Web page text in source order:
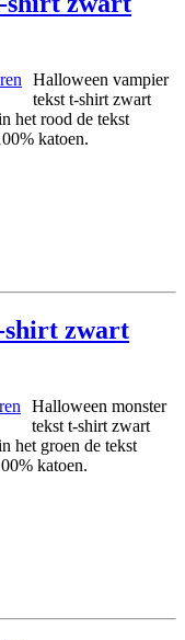
Halloween vampier
tekst t-shirt zwart
het rood de tekst
katoen.
shirt zwart
Halloween monster
tekst t-shirt zwart
het groen de tekst
katoen.